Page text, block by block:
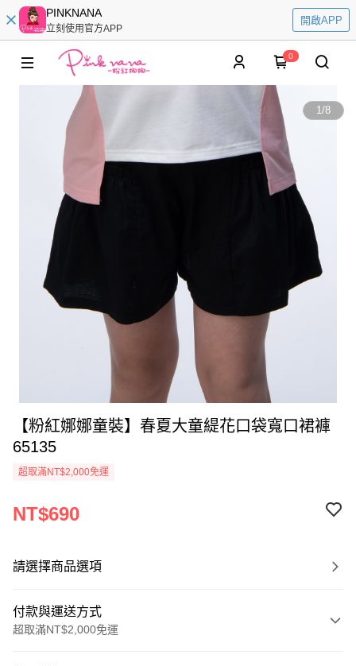
PINKNANA
立刻使用官方APP
開啟APP
0
1/8
【粉紅娜娜童裝】春夏大童緹花口袋寬口裙褲
65135
超取滿NT$2,000免運
NT$690
請選擇商品選項
付款與運送方式
超取滿NT$2,000免運